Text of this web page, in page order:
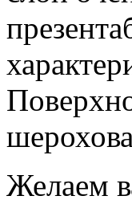
Желаем